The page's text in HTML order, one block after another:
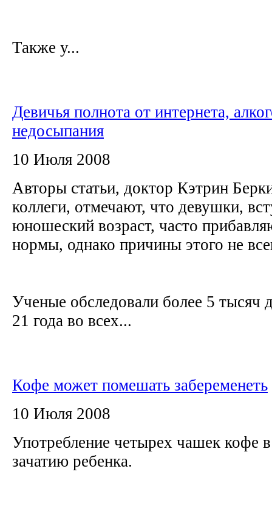
Также у...
Девичья полнота от интернета,
недосыпания
10 Июля 2008
Авторы статьи, доктор Кэтрин
коллеги, отмечают, что девушки,
юношеский возраст, часто
нормы, однако причины этого не
Ученые обследовали более 5 тысяч
21 года во всех...
Кофе может помешать забеременеть
10 Июля 2008
Употребление четырех чашек кофе в
зачатию ребенка.